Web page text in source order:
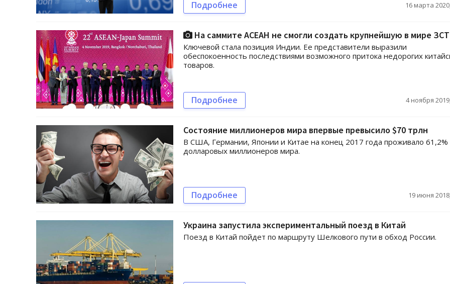
Подробнее 16 марта
На саммите АСЕАН не смогли создать крупнейшую в мире ЗСТ
Ключевой стала позиция Индии. Ее представители выразили
обеспокоенность последствиями возможного притока недорогих
товаров.
Подробнее 4 ноября
Состояние миллионеров мира впервые превысило $70 трлн
В США, Германии, Японии и Китае на конец 2017 года проживало 61,2%
долларовых миллионеров мира.
Подробнее 19 июня
Украина запустила экспериментальный поезд в Китай
Поезд в Китай пойдет по маршруту Шелкового пути в обход России.